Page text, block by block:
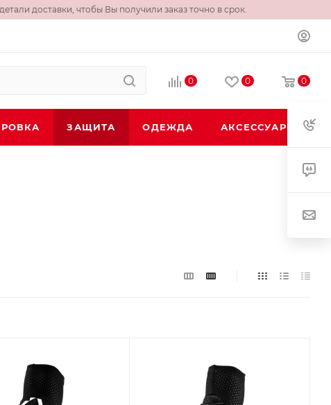
доставки, чтобы Вы получили заказ точно в срок.
0 0 0
ЗАЩИТА ОДЕЖДА АКСЕССУАРЫ